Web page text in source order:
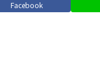
Facebook